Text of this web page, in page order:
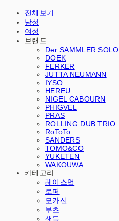
전체보기
남성
여성
브랜드
Der SAMMLER SOLO
DOEK
FERKER
JUTTA NEUMANN
IYSO
HEREU
NIGEL CABOURN
PHIGVEL
PRAS
ROLLING DUB TRIO
RoToTo
SANDERS
TOMO&CO
YUKETEN
WAKOUWA
카테고리
레이스업
로퍼
모카신
부츠
샌들